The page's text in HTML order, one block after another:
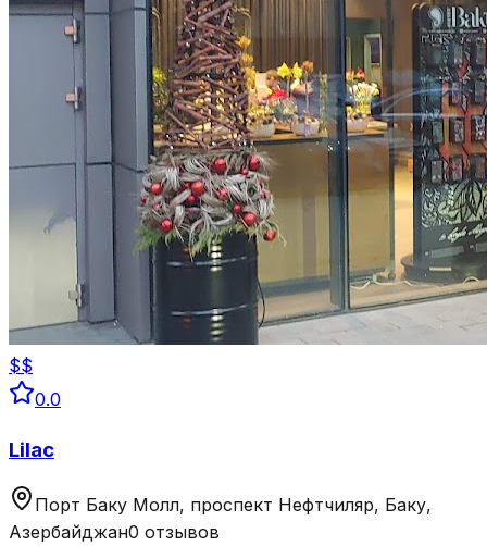
$$
0.0
Lilac
Порт Баку Молл, проспект Нефтчиляр, Баку,
Азербайджан0 отзывов